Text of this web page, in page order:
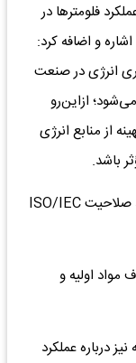
فلومترها در
و اضافه کرد:
انرژی در صنعت
ازاین‌رو
از منابع انرژی
باشد.
[فولاد مبارکه به جمع دارندگان گواهی‌نامه تأیید صلاحیت ISO/IEC
اولیه و
درباره عملکرد